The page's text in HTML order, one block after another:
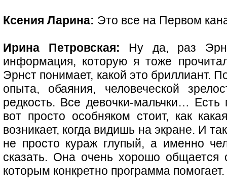
Ксения Ларина: Это все на Первом
Ирина Петровская: Ну да, раз
информация, которую я тоже
Эрнст понимает, какой это бриллиант.
опыта, обаяния, человеческой
редкость. Все девочки-мальчки…
вот просто особняком стоит, как
возникает, когда видишь на экране. И
не просто кураж глупый, а именно
сказать. Она очень хорошо
которым конкретно программа